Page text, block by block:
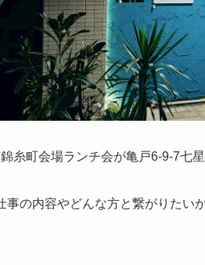
糸町会場ランチ会が亀戸6-9-7七
事の内容やどんな方と繋がりた